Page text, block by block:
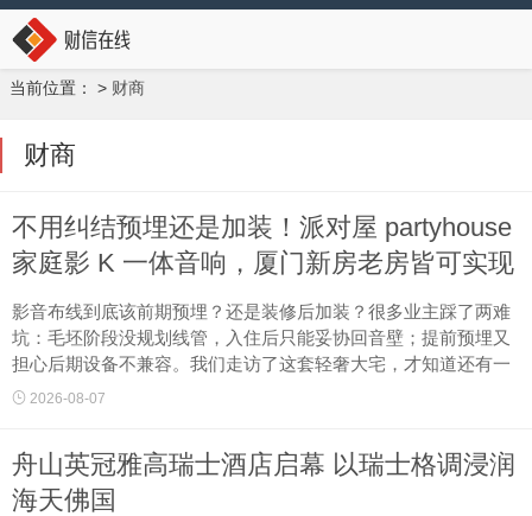
当前位置： > 财商
财商
不用纠结预埋还是加装！派对屋 partyhouse
家庭影 K 一体音响，厦门新房老房皆可实现
沉浸式影 K 体验
影音布线到底该前期预埋？还是装修后加装？很多业主踩了两难
坑：毛坯阶段没规划线管，入住后只能妥协回音壁；提前预埋又
担心后期设备不兼容。我们走访了这套轻奢大宅，才知道还有一
种可能——不需要做选择。
本案......
2026-08-07
舟山英冠雅高瑞士酒店启幕 以瑞士格调浸润
海天佛国